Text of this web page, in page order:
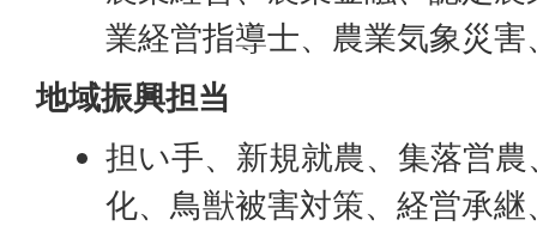
業経営指導士、農業気象災
地域振興担当
担い手、新規就農、集落営
化、鳥獣被害対策、経営承